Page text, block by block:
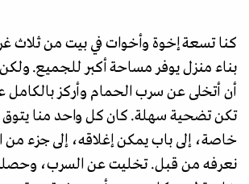
كنا تسعة إخوة وأخوات في بيت من ثلاث
بناء منزل يوفر مساحة أكبر للجميع.
أن أتخلى عن سرب الحمام وأركز بالكامل
تكن تضحية سهلة. كان كل واحد منا
خاصة، إلى باب يمكن إغلاقه، إلى جزء
نعرفه من قبل. تخليت عن السرب،